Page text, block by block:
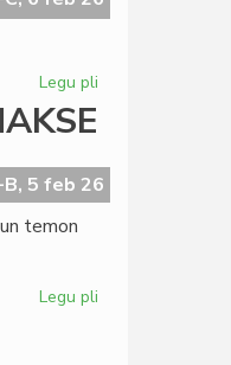
Legu pli
"fidata
mono",
5 feb 26
temon
Legu pli